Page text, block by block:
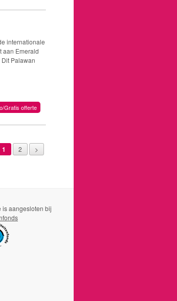
internationale
aan Emerald
Palawan
Gratis offerte
1 2 >
is aangesloten bij